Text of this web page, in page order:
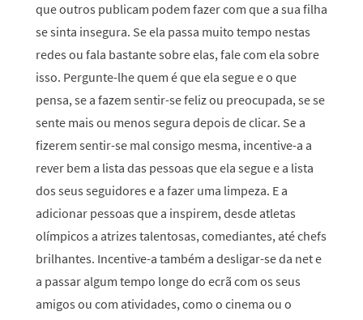
que outros publicam podem fazer com que a sua filha
se sinta insegura. Se ela passa muito tempo nestas
redes ou fala bastante sobre elas, fale com ela sobre
isso. Pergunte-lhe quem é que ela segue e o que
pensa, se a fazem sentir-se feliz ou preocupada, se se
sente mais ou menos segura depois de clicar. Se a
fizerem sentir-se mal consigo mesma, incentive-a a
rever bem a lista das pessoas que ela segue e a lista
dos seus seguidores e a fazer uma limpeza. E a
adicionar pessoas que a inspirem, desde atletas
olímpicos a atrizes talentosas, comediantes, até chefs
brilhantes. Incentive-a também a desligar-se da net e
a passar algum tempo longe do ecrã com os seus
amigos ou com atividades, como o cinema ou o